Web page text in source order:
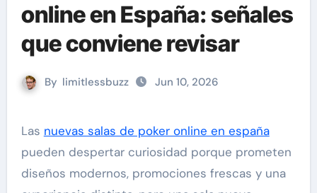
online en España: señales
que conviene revisar
By limitlessbuzz Jun 10, 2026
Las nuevas salas de poker online en españa
pueden despertar curiosidad porque prometen
diseños modernos, promociones frescas y una